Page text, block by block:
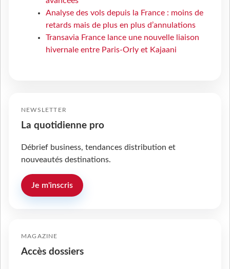
Analyse des vols depuis la France : moins de
retards mais de plus en plus d’annulations
Transavia France lance une nouvelle liaison
hivernale entre Paris-Orly et Kajaani
NEWSLETTER
La quotidienne pro
Débrief business, tendances distribution et
nouveautés destinations.
Je m'inscris
MAGAZINE
Accès dossiers